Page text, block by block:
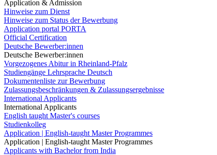
Application & Admission
Hinweise zum Dienst
Hinweise zum Status der Bewerbung
Application portal PORTA
Official Certification
Deutsche Bewerber:innen
Deutsche Bewerber:innen
Vorgezogenes Abitur in Rheinland-Pfalz
Studiengänge Lehrsprache Deutsch
Dokumentenliste zur Bewerbung
Zulassungsbeschränkungen & Zulassungsergebnisse
International Applicants
International Applicants
English taught Master's courses
Studienkolleg
Application | English-taught Master Programmes
Application | English-taught Master Programmes
Applicants with Bachelor from India